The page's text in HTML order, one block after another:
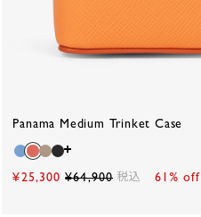
Panama Medium Trinket Case
¥25,300 ¥64,900 税込 61% off